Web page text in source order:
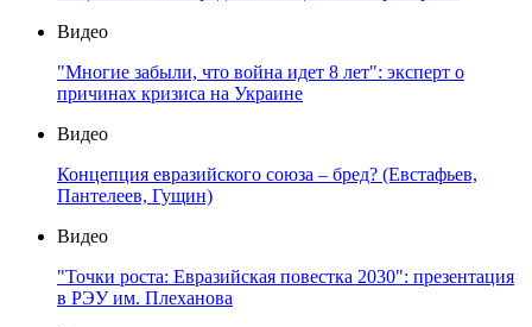
Видео
"Многие забыли, что война идет 8 лет": эксперт о
причинах кризиса на Украине
Видео
Концепция евразийского союза – бред? (Евстафьев,
Пантелеев, Гущин)
Видео
"Точки роста: Евразийская повестка 2030": презентация
в РЭУ им. Плеханова